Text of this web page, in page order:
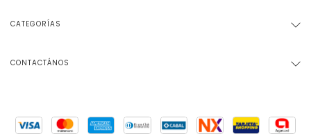
CATEGORÍAS
CONTACTÁNOS